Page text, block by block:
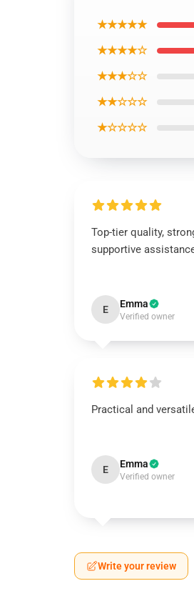
★★★★★
★★★★☆
★★★☆☆
★★☆☆☆
★☆☆☆☆
Top-tier quality,
supportive
E Emma
Verified owner
Practical and
E Emma
Verified owner
Write your review